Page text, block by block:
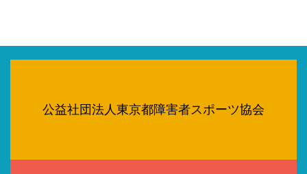
公益社団法人東京都障害者スポーツ協会